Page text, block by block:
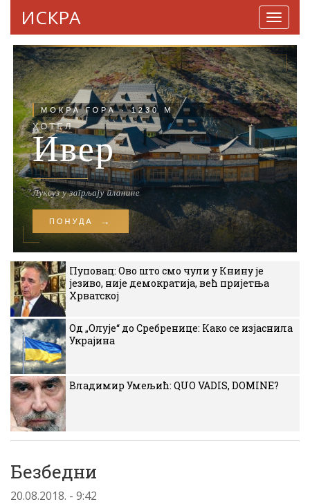
ИСКРА
Пуповац: Ово што смо чули у Книну је
језиво, није демократија, већ пријетња
Хрватској
Од „Олује“ до Сребренице: Како се изјаснила
Украјина
Владимир Умељић: QUO VADIS, DOMINE?
Безбедни
20.08.2018. - 9:42